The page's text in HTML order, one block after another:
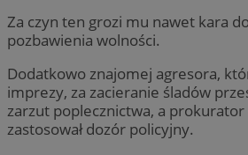
Za czyn ten grozi mu nawet kara
pozbawienia wolności.
Dodatkowo znajomej agresora,
imprezy, za zacieranie śladów
zarzut poplecznictwa, a
zastosował dozór policyjny.